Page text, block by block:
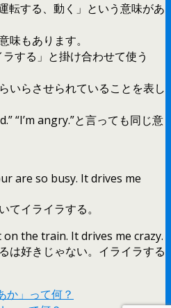
転する、動く」という意味があ
味もあります。
する」と掛け合わせて使う
いらさせられていることを表し
“I’m angry.”と言っても同じ意
are so busy. It drives me
てイライラする。
the train. It drives me crazy.
は好きじゃない。イライラする
か」って何？